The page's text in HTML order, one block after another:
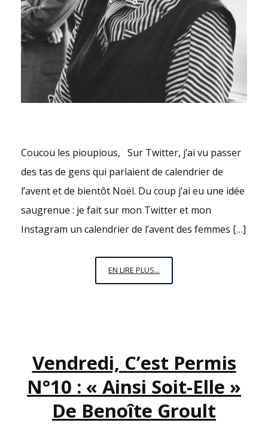
Coucou les pioupious, Sur Twitter, j’ai vu passer
des tas de gens qui parlaient de calendrier de
l’avent et de bientôt Noël. Du coup j’ai eu une idée
saugrenue : je fait sur mon Twitter et mon
Instagram un calendrier de l’avent des femmes […]
EN LIRE PLUS...
CALENDRIER
INSPIRANTES
–
PREMIÈRE
PARTIE
Vendredi, C’est Permis
N°10 : « Ainsi Soit-Elle »
De Benoîte Groult